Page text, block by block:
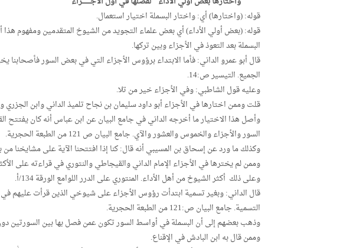
قوله: (واختارها) أي: واختار البسملة اختيار استعمال.
قوله: (بعض أولي الأداء) أي بعض علماء التجويد من الشيوخ المتقدمين ومفهوم
البسملة بعد التعوذ في الأجزاء وبين تركها.
قال أبو عمرو الداني: فأما الابتداء برؤوس الأجزاء التي في بعض السور فأصحابنا
الجميع. التيسير ص:14.
وعليه قول الشاطبي: وفي الأجزاء خير من تلا.
قلت وممن اختارها في الأجزاء أبو داود سليمان بن نجاح تلميذ الداني وابن
وأصل هذا الاختيار ما أخرجه الداني في جامع البيان عن ابن عباس أنه كان يفتتح
السور والأجزاء والخموس والعشور والآي. جامع البيان ص 121 من الطبعة الحجرية.
وكذلك ما ورد عن إسحاق بن المسيبي أنه قال: كنا إذا افتتحنا الآية على مشايخنا من
وممن لم يخترها في الأجزاء الإمام الداني والقيجاطي والنتوري في قراءته على
وعلى ذلك أكثر الشيوخ من أهل الأداء. المنتوري على الدرر اللوامع الورقة 134/أ.
قال الداني: وبغير تسمية ابتدأت رؤوس الأجزاء على شيوخي الذين قرأت عليهم
التسمية. جامع البيان ص:121 من الطبعة الحجرية.
وذهب بعضهم إلى أن البسملة في أواسط السور تكون عمن فصل بها بين السورتين دون
وممن قال به ابن البادش في الإقناع.